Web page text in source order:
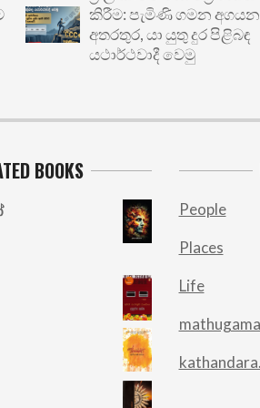
කිරීම: පැමිණි ගමන අගයන
අතරතුර, යා යුතු දුර පිළිබඳ
යථාර්ථවාදී වෙමු
BOOKS
People
Places
Life